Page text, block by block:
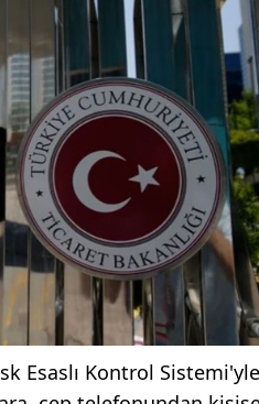
Esaslı Kontrol Sistemi'yle